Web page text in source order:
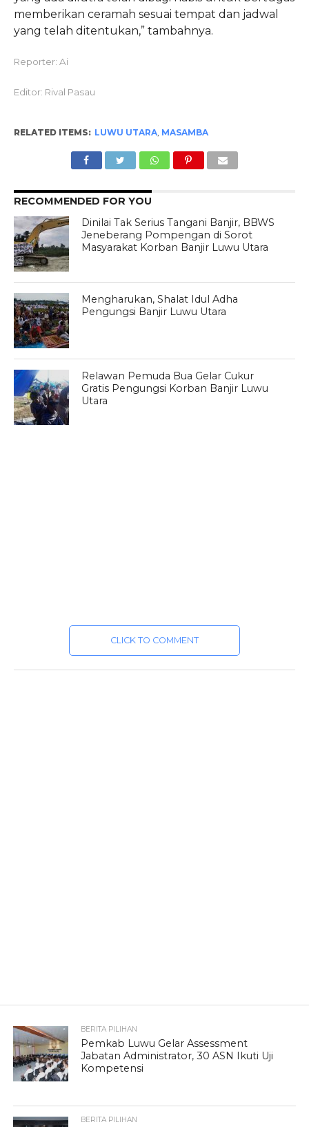
memberikan ceramah sesuai tempat dan jadwal
yang telah ditentukan,” tambahnya.
Reporter: Ai
Editor: Rival Pasau
RELATED ITEMS: LUWU UTARA, MASAMBA
RECOMMENDED FOR YOU
Dinilai Tak Serius Tangani Banjir, BBWS
Jeneberang Pompengan di Sorot
Masyarakat Korban Banjir Luwu Utara
Mengharukan, Shalat Idul Adha
Pengungsi Banjir Luwu Utara
Relawan Pemuda Bua Gelar Cukur
Gratis Pengungsi Korban Banjir Luwu
Utara
CLICK TO COMMENT
BERITA PILIHAN
Pemkab Luwu Gelar Assessment
Jabatan Administrator, 30 ASN Ikuti Uji
Kompetensi
BERITA PILIHAN